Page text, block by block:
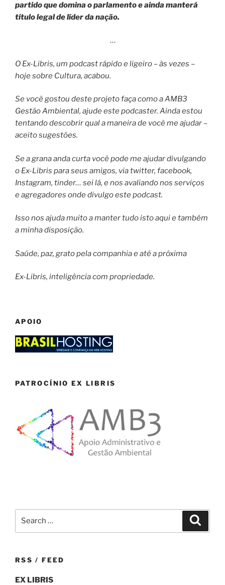
partido que domina o parlamento e ainda manterá
título legal de líder da nação.
…
O Ex-Libris, um podcast rápido e ligeiro – às vezes –
hoje sobre Cultura, acabou.
Se você gostou deste projeto faça como a AMB3
Gestão Ambiental, ajude este podcaster. Ainda estou
tentando descobrir qual a maneira de você me ajudar –
aceito sugestões.
Se a grana anda curta você pode me ajudar divulgando
o Ex-Libris para seus amigos, via twitter, facebook,
Instagram, tinder… sei lá, e nos avaliando nos serviços
e agregadores onde divulgo este podcast.
Isso nos ajuda muito a manter tudo isto aqui e também
a minha disposição.
Saúde, paz, grato pela companhia e até a próxima
Ex-Libris, inteligência com propriedade.
APOIO
PATROCÍNIO EX LIBRIS
RSS / FEED
EX LIBRIS